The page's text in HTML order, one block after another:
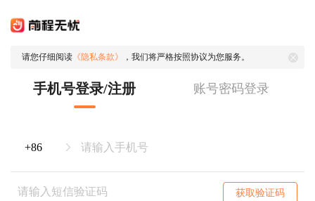
请您仔细阅读 《隐私条款》 ，我们将严格按照协议为您服务。
手机号登录/注册 账号密码登录
获取验证码